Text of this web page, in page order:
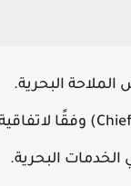
البحرية.